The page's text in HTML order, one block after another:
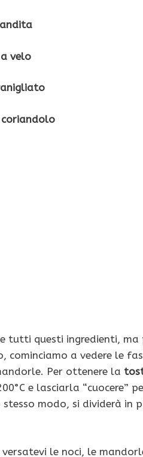
velo
coriandolo
tutti questi ingredienti,
cominciamo a vedere le
Per ottenere la
e lasciarla “cuocere”
modo, si dividerà in
le noci, le